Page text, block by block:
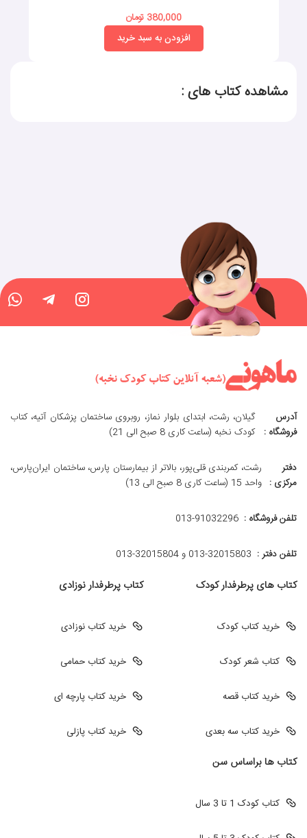
380,000 تومان
افزودن به سبد خرید
مشاهده کتاب های :
آدرس
فروشگاه :
گیلان، رشت، ابتدای بلوار نماز، روبروی ساختمان پزشکان آتیه، کتاب
کودک نخبه (ساعت کاری 8 صبح الی 21)
دفتر
مرکزی :
رشت، کمربندی قلی‌پور، بالاتر از بیمارستان پارس، ساختمان ایران‌پارس،
واحد 15 (ساعت کاری 8 صبح الی 13)
تلفن فروشگاه : 013-91032296
تلفن دفتر : 013-32015803 و 32015804-013
کتاب های پرطرفدار کودک
خرید کتاب کودک
کتاب شعر کودک
خرید کتاب قصه
خرید کتاب سه بعدی
کتاب پرطرفدار نوزادی
خرید کتاب نوزادی
خرید کتاب حمامی
خرید کتاب پارچه ای
خرید کتاب پازلی
کتاب ها براساس سن
کتاب کودک 1 تا 3 سال